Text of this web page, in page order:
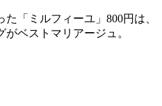
「ミルフィーユ」800円は、
ベストマリアージュ。